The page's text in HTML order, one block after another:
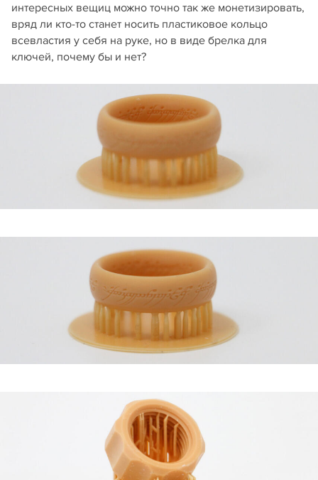
интересных вещиц можно точно так же монетизировать,
вряд ли кто-то станет носить пластиковое кольцо
всевластия у себя на руке, но в виде брелка для
ключей, почему бы и нет?